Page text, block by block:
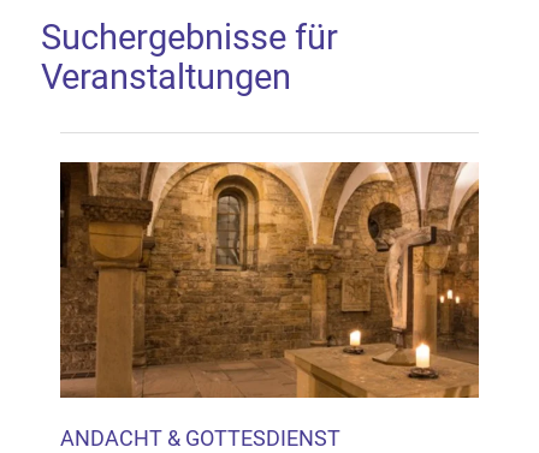
Google Map laden
Mit dem Laden der Karte akzeptieren Sie, dass die
Anwendung Google Maps beim Aktivieren von
Inhalten Cookies auf Ihrem Gerät setzt, z.B. zwecks
Reichweitenmessung und profilbasierter Werbung.
Näheres s.
zur Datenschutzerklärung
Hier können Sie Ihre Cookie-
Einstellungen anpassen
Suchergebnisse für
Veranstaltungen
ANDACHT & GOTTESDIENST